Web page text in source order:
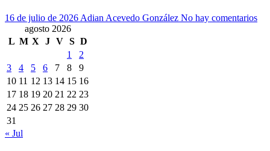
16 de julio de 2026 Adian Acevedo González No hay comentarios
agosto 2026
L M X J V S D
1
2
3
4 5 6 7 8
9
10 11 12 13 14 15 16
17 18 19 20 21 22 23
24 25 26 27 28 29 30
31
« Jul